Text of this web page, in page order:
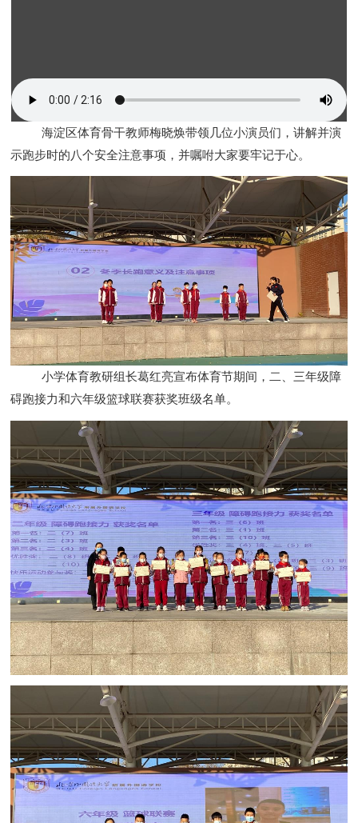
海淀区体育骨干教师梅晓焕带领几位小演员们，讲解并演
示跑步时的八个安全注意事项，并嘱咐大家要牢记于心。
小学体育教研组长葛红亮宣布体育节期间，二、三年级障
碍跑接力和六年级篮球联赛获奖班级名单。